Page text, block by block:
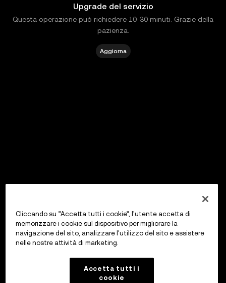
Upgrade del servizio
Questa operazione può richiedere 10-30 minuti. Grazie della
pazienza.
Aggiorna
Cliccando su “Accetta tutti i cookie”, l'utente accetta di
memorizzare i cookie sul dispositivo per migliorare la
navigazione del sito, analizzare l'utilizzo del sito e assistere
nelle nostre attività di marketing.
Accetta tutti i
cookie